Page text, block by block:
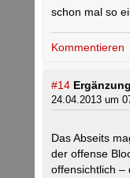
schon mal so
Kommentieren
#14
24.04.2013 um
Das Abseits
der offense
offensichtlich –